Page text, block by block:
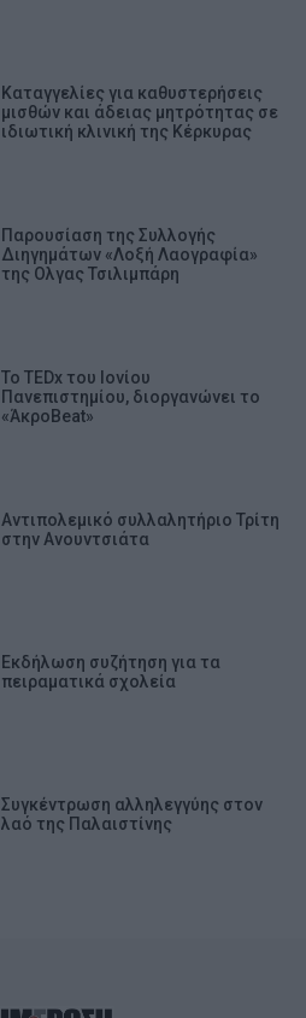
Καταγγελίες για καθυστερήσεις
μισθών και άδειας μητρότητας σε
ιδιωτική κλινική της Κέρκυρας
Παρουσίαση της Συλλογής
Διηγημάτων «Λοξή Λαογραφία»
της Ολγας Τσιλιμπάρη
Το TEDx του Ιονίου
Πανεπιστημίου, διοργανώνει το
«ΆκροBeat»
Αντιπολεμικό συλλαλητήριο Τρίτη
στην Ανουντσιάτα
Εκδήλωση συζήτηση για τα
πειραματικά σχολεία
Συγκέντρωση αλληλεγγύης στον
λαό της Παλαιστίνης